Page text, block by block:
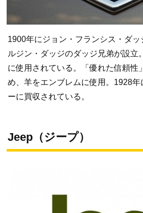
1900年にジョン・フランシス・ダ
ルジン・ダッジのダッジ兄弟が設立
に使用されている。「優れた信頼性
め、羊をエンブレムに使用。1928年
ーに買収されている。
Jeep（ジープ）